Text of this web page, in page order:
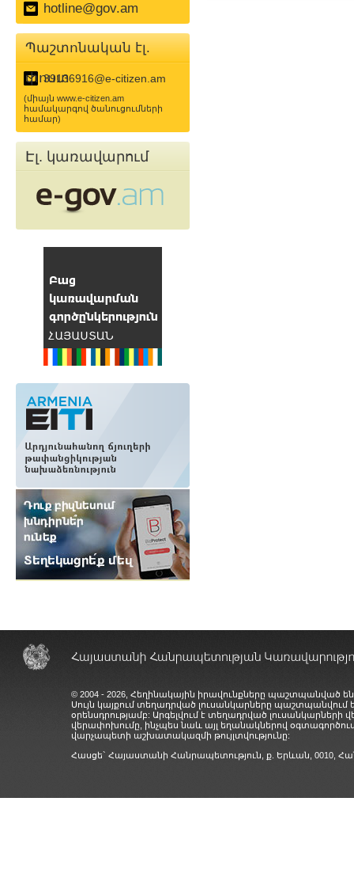
hotline@gov.am
Պաշտոնական էլ.
փոստ
39136916@e-citizen.am
(միայն www.e-citizen.am
համակարգով ծանուցումների
համար)
Էլ. կառավարում
© 2004 - 2026, Հեղինակային իրավունքները պաշտպանված
Սույն կայքում տեղադրված լուսանկարները
օրենսդրությամբ: Արգելվում է տեղադրված
վերափոխումը, ինչպես նաև այլ եղանակներով
վարչապետի աշխատակազմի թույլտվությունը:
Հասցե` Հայաստանի Հանրապետություն, ք. Երևան, 0010,